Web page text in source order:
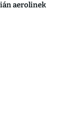
aerolinek